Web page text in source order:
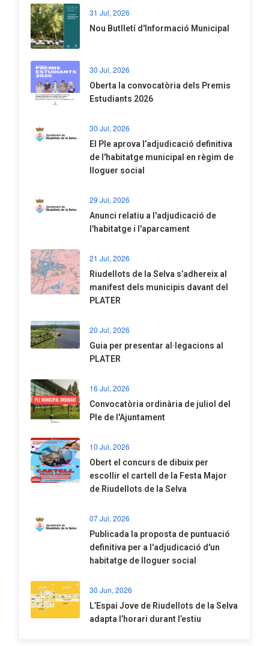
31 Jul, 2026
Nou Butlletí d'Informació Municipal
30 Jul, 2026
Oberta la convocatòria dels Premis
Estudiants 2026
30 Jul, 2026
El Ple aprova l’adjudicació definitiva
de l'habitatge municipal en règim de
lloguer social
29 Jul, 2026
Anunci relatiu a l'adjudicació de
l'habitatge i l'aparcament
21 Jul, 2026
Riudellots de la Selva s’adhereix al
manifest dels municipis davant del
PLATER
20 Jul, 2026
​Guia per presentar al·legacions al
PLATER
16 Jul, 2026
Convocatòria ordinària de juliol del
Ple de l'Ajuntament
10 Jul, 2026
​Obert el concurs de dibuix per
escollir el cartell de la Festa Major
de Riudellots de la Selva
07 Jul, 2026
​Publicada la proposta de puntuació
definitiva per a l'adjudicació d'un
habitatge de lloguer social
30 Jun, 2026
​L’Espai Jove de Riudellots de la Selva
adapta l’horari durant l’estiu